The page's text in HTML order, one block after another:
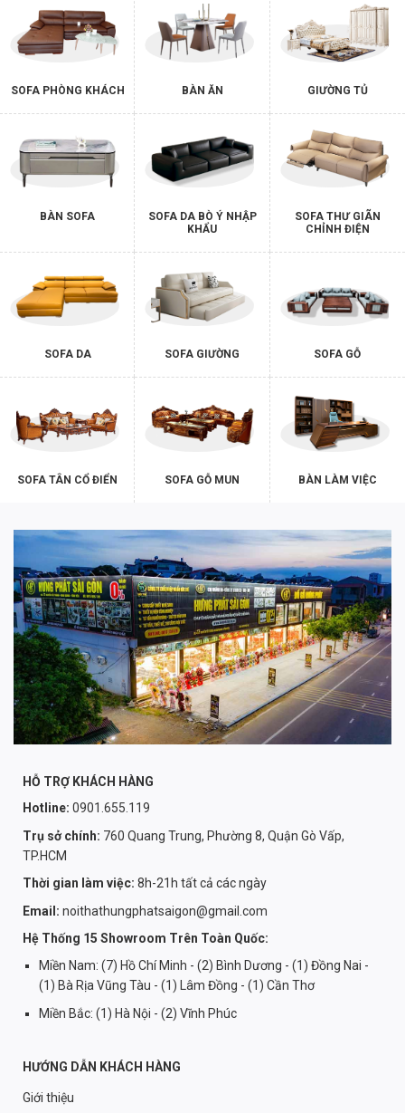
SOFA PHÒNG KHÁCH BÀN ĂN GIƯỜNG TỦ
BÀN SOFA
SOFA DA BÒ Ý NHẬP
KHẨU
SOFA THƯ GIÃN
CHỈNH ĐIỆN
SOFA DA SOFA GIƯỜNG SOFA GỖ
SOFA TÂN CỔ ĐIỂN SOFA GỖ MUN BÀN LÀM VIỆC
HỖ TRỢ KHÁCH HÀNG
Hotline: 0901.655.119
Trụ sở chính: 760 Quang Trung, Phường 8, Quận Gò Vấp,
TP.HCM
Thời gian làm việc: 8h-21h tất cả các ngày
Email: noithathungphatsaigon@gmail.com
Hệ Thống 15 Showroom Trên Toàn Quốc:
Miền Nam: (7) Hồ Chí Minh - (2) Bình Dương - (1) Đồng Nai -
(1) Bà Rịa Vũng Tàu - (1) Lâm Đồng - (1) Cần Thơ
Miền Bắc: (1) Hà Nội - (2) Vĩnh Phúc
HƯỚNG DẪN KHÁCH HÀNG
Giới thiệu